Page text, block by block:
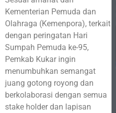
Kementerian Pemuda dan
Olahraga (Kemenpora), terkait
dengan peringatan Hari
Sumpah Pemuda ke-95,
Pemkab Kukar ingin
menumbuhkan semangat
juang gotong royong dan
berkolaborasi dengan semua
stake holder dan lapisan